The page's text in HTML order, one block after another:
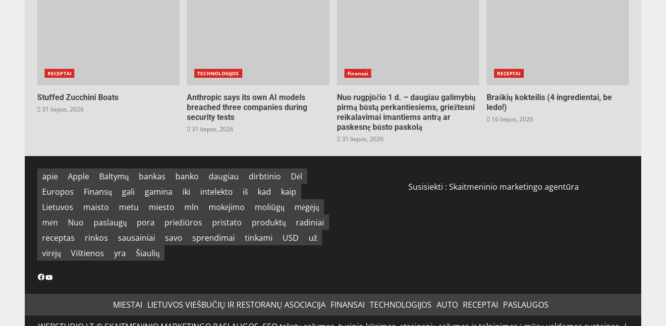
RECEPTAI
Stuffed Zucchini Boats
31 liepos, 2026
TECHNOLOGIJOS
Anthropic says its own AI models
breached three companies during
security tests
31 liepos, 2026
Finansai
Nuo rugpjūčio 1 d. – daugiau galimybių
pirmą būstą perkantiesiems, griežtesni
reikalavimai imantiems antrą ar
paskesnę būsto paskolą
31 liepos, 2026
RECEPTAI
Braškių kokteilis (4 ingredientai, be
ledo!)
16 liepos, 2026
apie Apple Baltymų bankas banko daugiau dirbtinio
Dėl
Europos
Finansų gali gamina iki intelekto iš kad
kaip
Lietuvos
maisto metu miesto mln mokėjimo moliūgų
mėgėjų
mėn
Nuo paslaugų pora priežiūros pristato produktų
radiniai
receptas
rinkos sausainiai savo sprendimai tinkami USD
už
virėjų
Vištienos yra Šiaulių
Facebook
YouTube
Susisiekti :Skaitmeninio marketingo agentūra
MIESTAI LIETUVOS VIEŠBUČIŲ IR RESTORANŲ ASOCIACIJA FINANSAI TECHNOLOGIJOS AUTO RECEPTAI PASLAUGOS